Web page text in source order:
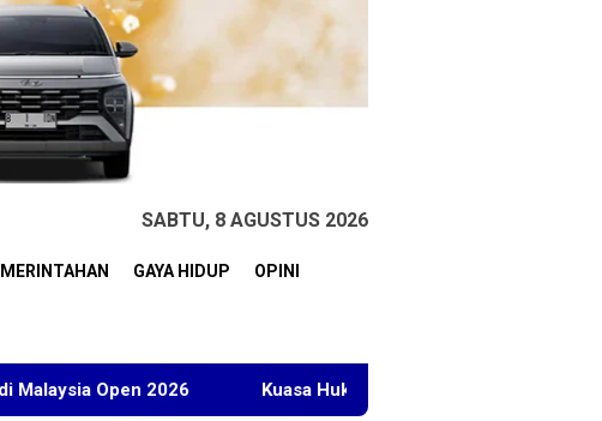
SABTU, 8 AGUSTUS 2026
GAYA HIDUP OPINI
2026 Kuasa Hukum BT Minta Dakwaan Korupsi Lahan